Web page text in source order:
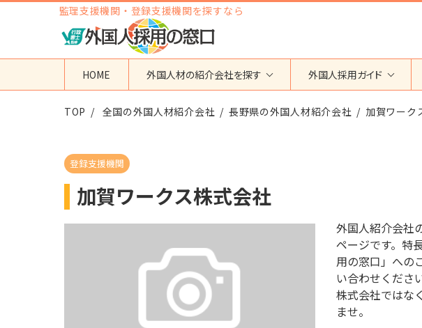
監理支援機関・登録支援機関を探すなら
HOME 外国人材の紹介会社を探す
地域から検索する
神奈川県
大阪府
その他の地域
国籍から検索する
ミャンマー
タイ
ネパール
中国
その他の国籍
在留資格から検索
高度専門職
留学
インターンシップ
特定活動
介護
医療
外国人採用ガイド
特定技能
在留資格・ビザ
教育・研修
TOP 全国の外国人材紹介会社 長野県の外国人材紹介会社 加賀ワーク
登録支援機関
加賀ワークス株式会社
外国人紹介会社
ページです。特
用の窓口」への
い合わせくださ
株式会社ではな
ませ。